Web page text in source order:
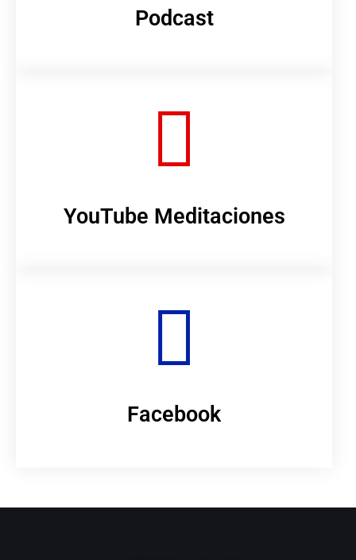
Podcast
YouTube Meditaciones
Facebook